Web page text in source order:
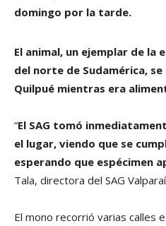
domingo por la tarde.
El animal, un ejemplar de la
del norte de Sudamérica,
Quilpué mientras era
“El SAG tomó
el lugar, viendo que se
esperando que espécimen
Tala, directora del SAG
El mono recorrió varias calles